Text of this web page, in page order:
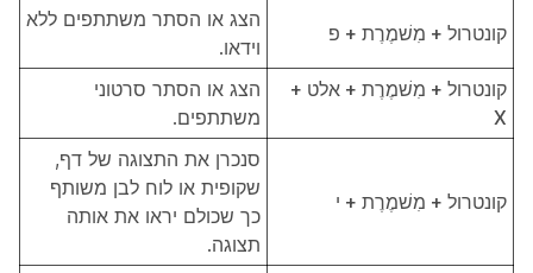
קונטרול + מִשׁמֶרֶת + פ
הצג או הסתר משתתפים ללא
וידאו.
קונטרול + מִשׁמֶרֶת + אלט +
X
הצג או הסתר סרטוני
משתתפים.
קונטרול + מִשׁמֶרֶת + י
סנכרן את התצוגה של דף,
שקופית או לוח לבן משותף
כך שכולם יראו את אותה
תצוגה.